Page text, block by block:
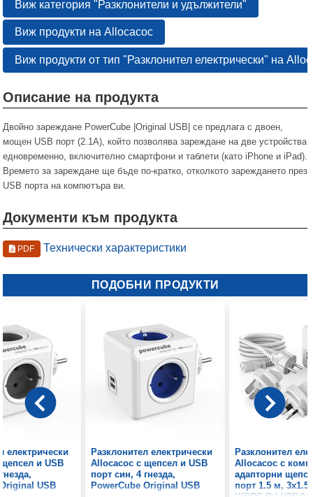
Виж категория "Разклонители и удължители"
Виж продукти на Allocacoc
Виж продукти от тип "Разклонител електрически" на
Описание на продукта
Двойно зареждане PowerCube |Original USB| се предлага с двоен,
мощен USB порт (2.1А), който позволява зареждане на две устройства
едновременно, включително смартфони и таблети (като iPhone и iPad).
Времето за зареждане ще бъде по-кратко, отколкото зареждането през
USB порта на компютъра ви.
Документи към продукта
PDF Технически характеристики
ПОДОБНИ ПРОДУКТИ
електрически
и USB
USB
Разклонител електрически
Allocacoc с щепсел и USB
порт син, 4 гнезда,
PowerCube Original USB
Разклонител
Allocacoc с
адапторни
порт 1.5 м,